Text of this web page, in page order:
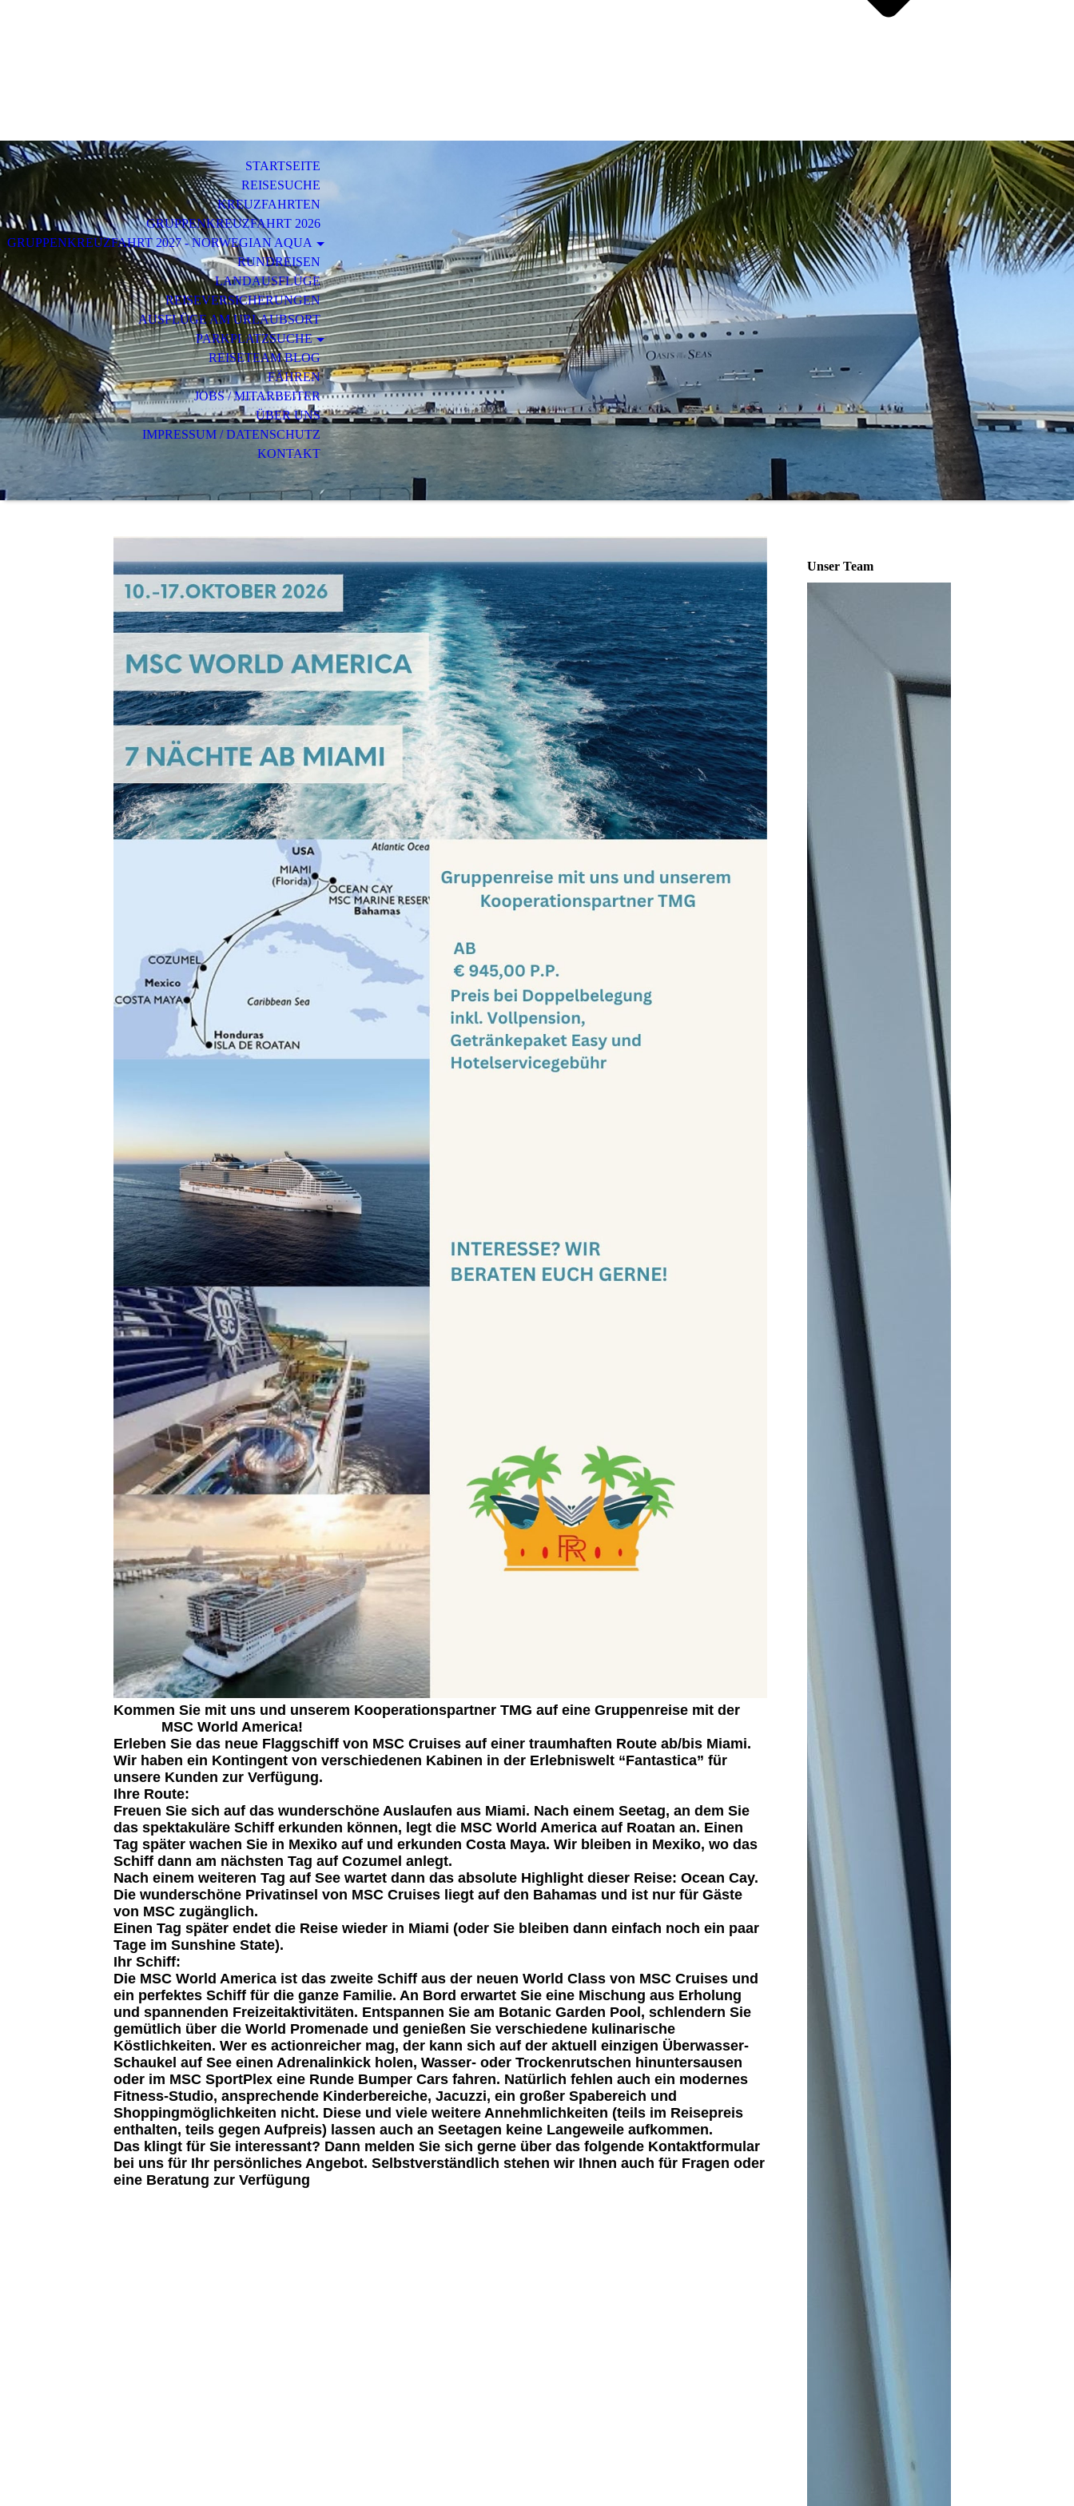
STARTSEITE
REISESUCHE
KREUZFAHRTEN
GRUPPENKREUZFAHRT 2026
GRUPPENKREUZFAHRT 2027 - NORWEGIAN AQUA
RUNDREISEN
LANDAUSFLÜGE
REISEVERSICHERUNGEN
AUSFLÜGE AM URLAUBSORT
PARKPLATZSUCHE
REISETEAM BLOG
FÄHREN
JOBS / MITARBEITER
ÜBER UNS
IMPRESSUM / DATENSCHUTZ
KONTAKT
Kommen Sie mit uns und unserem Kooperationspartner TMG auf eine Gruppenreise mit der
MSC World America!
Erleben Sie das neue Flaggschiff von MSC Cruises auf einer traumhaften Route ab/bis Miami.
Wir haben ein Kontingent von verschiedenen Kabinen in der Erlebniswelt “Fantastica” für
unsere Kunden zur Verfügung.
Ihre Route:
Freuen Sie sich auf das wunderschöne Auslaufen aus Miami. Nach einem Seetag, an dem Sie
das spektakuläre Schiff erkunden können, legt die MSC World America auf Roatan an. Einen
Tag später wachen Sie in Mexiko auf und erkunden Costa Maya. Wir bleiben in Mexiko, wo das
Schiff dann am nächsten Tag auf Cozumel anlegt.
Nach einem weiteren Tag auf See wartet dann das absolute Highlight dieser Reise: Ocean Cay.
Die wunderschöne Privatinsel von MSC Cruises liegt auf den Bahamas und ist nur für Gäste
von MSC zugänglich.
Einen Tag später endet die Reise wieder in Miami (oder Sie bleiben dann einfach noch ein paar
Tage im Sunshine State).
Ihr Schiff:
Die MSC World America ist das zweite Schiff aus der neuen World Class von MSC Cruises und
ein perfektes Schiff für die ganze Familie. An Bord erwartet Sie eine Mischung aus Erholung
und spannenden Freizeitaktivitäten. Entspannen Sie am Botanic Garden Pool, schlendern Sie
gemütlich über die World Promenade und genießen Sie verschiedene kulinarische
Köstlichkeiten. Wer es actionreicher mag, der kann sich auf der aktuell einzigen Überwasser-
Schaukel auf See einen Adrenalinkick holen, Wasser- oder Trockenrutschen hinuntersausen
oder im MSC SportPlex eine Runde Bumper Cars fahren. Natürlich fehlen auch ein modernes
Fitness-Studio, ansprechende Kinderbereiche, Jacuzzi, ein großer Spabereich und
Shoppingmöglichkeiten nicht. Diese und viele weitere Annehmlichkeiten (teils im Reisepreis
enthalten, teils gegen Aufpreis) lassen auch an Seetagen keine Langeweile aufkommen.
Das klingt für Sie interessant? Dann melden Sie sich gerne über das folgende Kontaktformular
bei uns für Ihr persönliches Angebot. Selbstverständlich stehen wir Ihnen auch für Fragen oder
eine Beratung zur Verfügung
Unser Team